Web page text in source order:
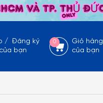
/Đăng ký
bạn
0
Giỏ hàng
của bạn